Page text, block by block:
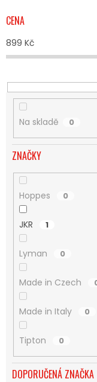
R
O
D
U
T
Ů
CENA
899 Kč
Na skladě 0
ZNAČKY
Hoppes 0
JKR 1
Lyman 0
Made in Czech
Made in Italy 0
Tipton 0
DOPORUČENÁ ZNAČKA